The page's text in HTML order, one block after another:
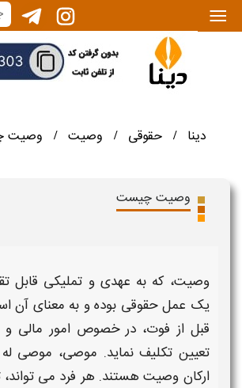
|||
دینا / حقوقی / وصیت / وصیت
وصیت چیست
وصیت، که به عهدی و تملیکی قابل
یک عمل حقوقی بوده و به معنای آن
قبل از فوت، در خصوص امور مالی و
تعیین تکلیف نماید. موصی، موصی
ارکان وصیت هستند. هر فرد می تواند،